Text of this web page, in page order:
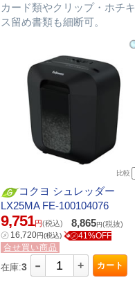
カード類やクリップ・ホチキ
ス留め書類も細断可。
比較
コクヨ シュレッダー
LX25MA FE-100104076
9,751円(税込) 8,865円(税抜)
㋱ 16,720円(税込) ㋱41%OFF
合せ買い商品
在庫:3 - + カート